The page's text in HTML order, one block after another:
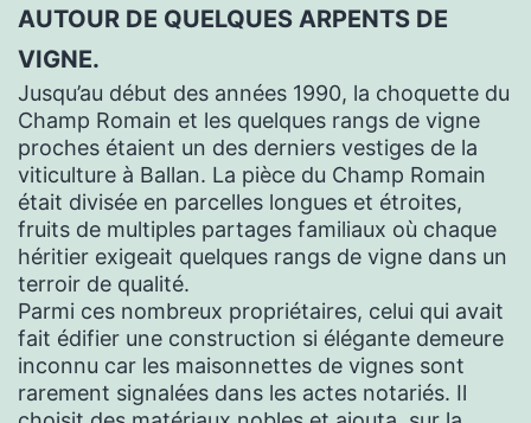
AUTOUR DE QUELQUES ARPENTS DE
VIGNE.
Jusqu’au début des années 1990, la choquette du
Champ Romain et les quelques rangs de vigne
proches étaient un des derniers vestiges de la
viticulture à Ballan. La pièce du Champ Romain
était divisée en parcelles longues et étroites,
fruits de multiples partages familiaux où chaque
héritier exigeait quelques rangs de vigne dans un
terroir de qualité.
Parmi ces nombreux propriétaires, celui qui avait
fait édifier une construction si élégante demeure
inconnu car les maisonnettes de vignes sont
rarement signalées dans les actes notariés. Il